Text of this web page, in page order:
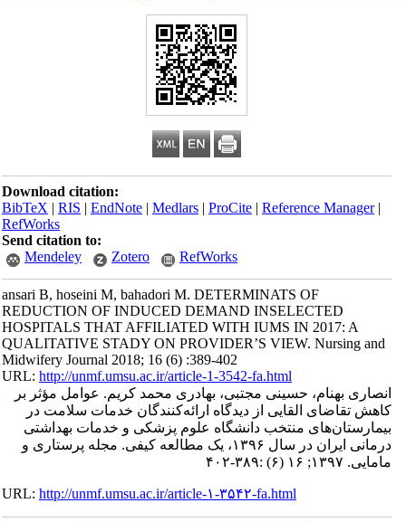
Download citation:
BibTeX|RIS|EndNote|Medlars|ProCite|Reference Manager
RefWorks
Send citation to:
Mendeley
Zotero RefWorks
ansari B, hoseini M, bahadori M. DETERMINATS OF
REDUCTION OF INDUCED DEMAND INSELECTED
HOSPITALS THAT AFFILIATED WITH IUMS IN 2017: A
QUALITATIVE STADY ON PROVIDER’S VIEW. Nursing and
Midwifery Journal 2018; 16 (6) :389-402
URL:http://unmf.umsu.ac.ir/article-1-3542-fa.html
انصاری بهنام، حسینی مجتبی، بهادری محمد کریم. عوامل مؤثر بر
کاهش تقاضای القایی از دیدگاه ارائه‌کنندگان خدمات سلامت در
بیمارستان‌های منتخب دانشگاه علوم پزشکی و خدمات بهداشتی
درمانی ایران در سال ۱۳۹۶، یک مطالعه کیفی. مجله پرستاری و
مامایی. ۱۳۹۷; ۱۶ (۶) :۳۸۹-۴۰۲
URL:http://unmf.umsu.ac.ir/article-۱-۳۵۴۲-fa.html